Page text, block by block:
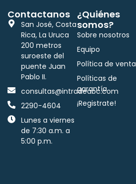
¿Quiénes
somos?
Sobre nosotros
Equipo
Política de venta
Políticas de
garantía
¡Registrate!
Contactanos
San José, Costa
Rica, La Uruca
200 metros
suroeste del
puente Juan
Pablo II.
consultas@intradeabc.com
2290-4604
Lunes a viernes
de 7:30 a.m. a
5:00 p.m.